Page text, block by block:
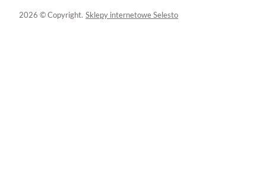
2026 © Copyright. Sklepy internetowe Selesto